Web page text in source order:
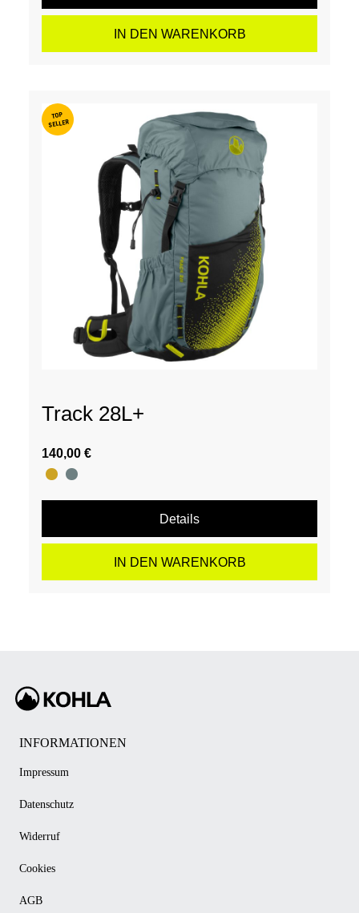
IN DEN WARENKORB
TOP
SELLER
Track 28L+
140,00 €
Details
IN DEN WARENKORB
INFORMATIONEN
Impressum
Datenschutz
Widerruf
Cookies
AGB